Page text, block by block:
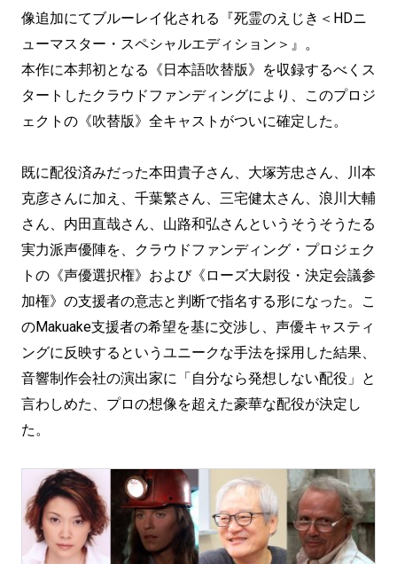
像追加にてブルーレイ化される『死霊のえじき＜HDニ
ューマスター・スペシャルエディション＞』。
本作に本邦初となる《日本語吹替版》を収録するべくス
タートしたクラウドファンディングにより、このプロジ
ェクトの《吹替版》全キャストがついに確定した。
既に配役済みだった本田貴子さん、大塚芳忠さん、川本
克彦さんに加え、千葉繁さん、三宅健太さん、浪川大輔
さん、内田直哉さん、山路和弘さんというそうそうたる
実力派声優陣を、クラウドファンディング・プロジェク
トの《声優選択権》および《ローズ大尉役・決定会議参
加権》の支援者の意志と判断で指名する形になった。こ
のMakuake支援者の希望を基に交渉し、声優キャスティ
ングに反映するというユニークな手法を採用した結果、
音響制作会社の演出家に「自分なら発想しない配役」と
言わしめた、プロの想像を超えた豪華な配役が決定し
た。